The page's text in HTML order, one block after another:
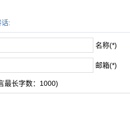
:
名称(*)
邮箱(*)
最长字数：1000)